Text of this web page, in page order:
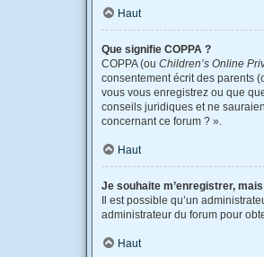
Haut
Que signifie COPPA ?
COPPA (ou Children’s Online
consentement écrit des parents
vous vous enregistrez ou que
conseils juridiques et ne
concernant ce forum ? ».
Haut
Je souhaite m’enregistrer,
Il est possible qu’un
administrateur du forum pour
Haut